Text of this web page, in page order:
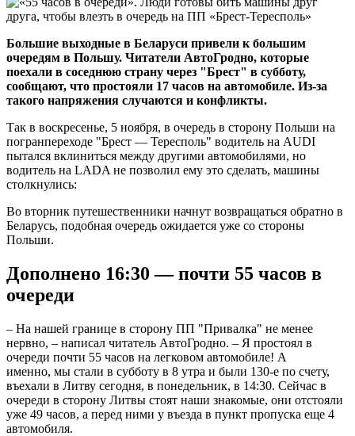
Большие выходные в Беларуси привели к большим
очередям в Польшу. Читатели АвтоГродно, которые
поехали в соседнюю страну через "Брест" в субботу,
сообщают, что простояли 17 часов на автомобиле. Из-за
такого напряжения случаются и конфликты.
Так в воскресенье, 5 ноября, в очередь в сторону Польши на
погранпереходе "Брест — Тересполь" водитель на AUDI
пытался вклиниться между другими автомобилями, но
водитель на LADA не позволил ему это сделать, машины
столкнулись:
Во вторник путешественники начнут возвращаться обратно в
Беларусь, подобная очередь ожидается уже со стороны
Польши.
Дополнено 16:30 — почти 55 часов в
очереди
– На нашей границе в сторону ПП "Привалка" не менее
нервно, – написал читатель АвтоГродно. – Я простоял в
очереди почти 55 часов на легковом автомобиле! А
именно, мы стали в субботу в 8 утра и были 130-е по счету,
въехали в Литву сегодня, в понедельник, в 14:30. Сейчас в
очереди в сторону Литвы стоят наши знакомые, они отстояли
уже 49 часов, а перед ними у въезда в пункт пропуска еще 4
автомобиля.